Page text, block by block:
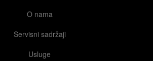
O nama
Servisni sadržaji
Usluge